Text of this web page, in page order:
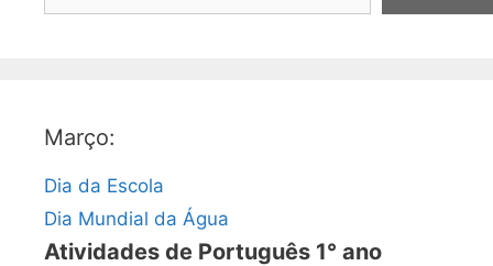
Março:
Dia da Escola
Dia Mundial da Água
Atividades de Português 1° ano